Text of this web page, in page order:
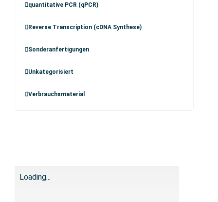
quantitative PCR (qPCR)
Reverse Transcription (cDNA Synthese)
Sonderanfertigungen
Unkategorisiert
Verbrauchsmaterial
Loading...